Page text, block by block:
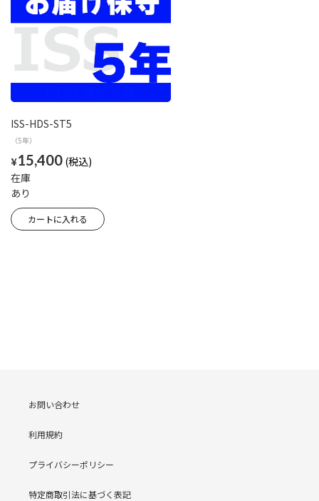
ISS-HDS-ST5
（5年）
¥15,400
在庫
あり
お問い合わせ
利用規約
プライバシーポリシー
特定商取引法に基づく表記